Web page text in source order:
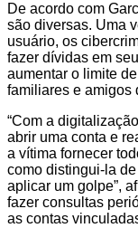
De acordo com
são diversas. Uma
usuário, os
fazer dívidas em
aumentar o limite
familiares e amigos
“Com a
abrir uma conta e
a vítima fornecer
como distingui-la
aplicar um golpe”,
fazer consultas
as contas